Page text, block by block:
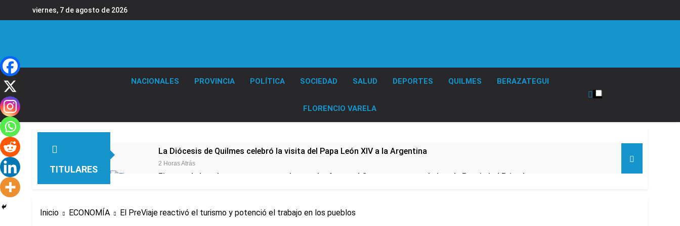
viernes, 7 de agosto de 2026
NACIONALES PROVINCIA POLÍTICA SOCIEDAD SALUD DEPORTES QUILMES BERAZATEGUI
FLORENCIO VARELA
TITULARES
La Diócesis de Quilmes celebró la visita del Papa León XIV a la Argentina
2 Horas Atrás
Figuras de la cultura se sumaron a la marcha frente al Congreso contra la Ley de Propiedad Privada
de los 450 puntos
Inicio ECONOMÍA El PreViaje reactivó el turismo y potenció el trabajo en los pueblos